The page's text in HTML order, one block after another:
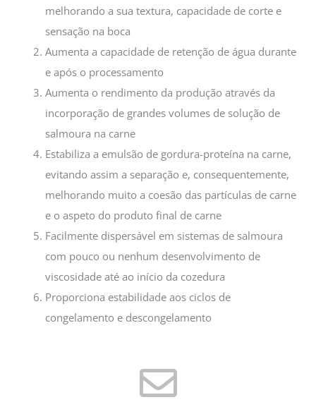
melhorando a sua textura, capacidade de corte e
sensação na boca
Aumenta a capacidade de retenção de água durante
e após o processamento
Aumenta o rendimento da produção através da
incorporação de grandes volumes de solução de
salmoura na carne
Estabiliza a emulsão de gordura-proteína na carne,
evitando assim a separação e, consequentemente,
melhorando muito a coesão das partículas de carne
e o aspeto do produto final de carne
Facilmente dispersável em sistemas de salmoura
com pouco ou nenhum desenvolvimento de
viscosidade até ao início da cozedura
Proporciona estabilidade aos ciclos de
congelamento e descongelamento